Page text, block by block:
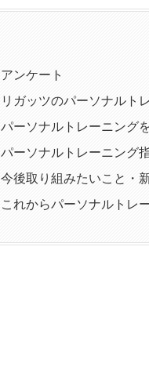
アンケート
リガッツのパーソナルト
パーソナルトレーニング
パーソナルトレーニング
今後取り組みたいこと・
これからパーソナルトレ